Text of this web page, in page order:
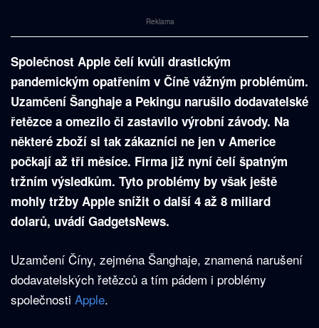
Reklama
Společnost Apple čelí kvůli drastickým
pandemickým opatřením v Číně vážným problémům.
Uzamčení Šanghaje a Pekingu narušilo dodavatelské
řetězce a omezilo či zastavilo výrobní závody. Na
některé zboží si tak zákazníci ne jen v Americe
počkají až tři měsíce. Firma již nyní čelí špatným
tržním výsledkům. Tyto problémy by však ještě
mohly tržby Apple snížit o další 4 až 8 miliard
dolarů, uvádí GadgetsNews.
Uzamčení Číny, zejména Šanghaje, znamená narušení
dodavatelských řetězců a tím pádem i problémy
společnosti Apple.